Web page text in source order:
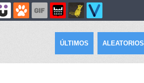
ÚLTIMOS ALEATORIOS